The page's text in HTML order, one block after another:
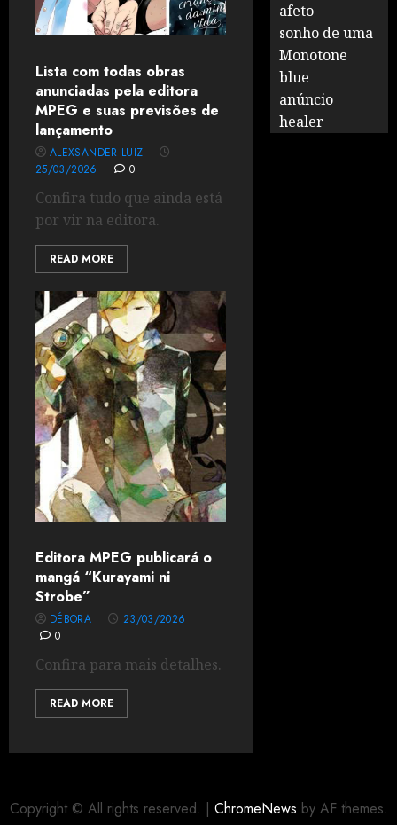
Lista com todas obras
anunciadas pela editora
MPEG e suas previsões de
lançamento
ALEXSANDER LUIZ
25/03/2026
0
Confira tudo que ainda está
por vir na editora.
READ MORE
Editora MPEG publicará o
mangá “Kurayami ni
Strobe”
DÉBORA
23/03/2026
0
Confira para mais detalhes.
READ MORE
afeto
sonho de uma
Monotone
blue
anúncio
healer
Copyright © All rights reserved. | ChromeNews by AF themes.